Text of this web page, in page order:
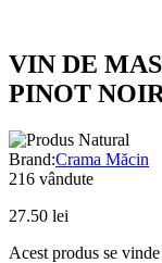
VIN DE
PINOT
Brand:Crama Măcin
216 vândute
27.50 lei
Acest produs se